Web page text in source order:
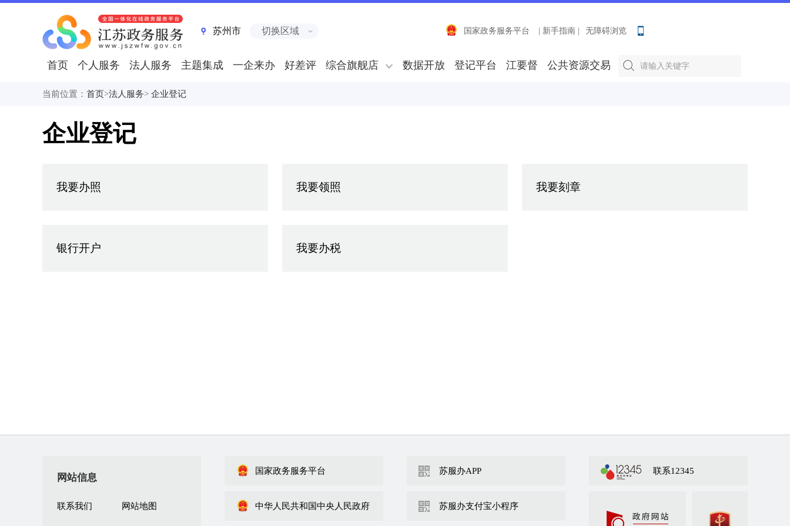
苏州市 切换区域 国家政务服务平台 | 新手指南 | 无障碍浏览
首页 个人服务 法人服务 主题集成 一企来办 好差评 综合旗舰店 数据开放 登记平台 江要督 公共资源交易
当前位置： 首页>法人服务> 企业登记
企业登记
我要办照 我要领照 我要刻章
银行开户 我要办税
网站信息
联系我们 网站地图
国家政务服务平台
中华人民共和国中央人民政府
苏服办APP
苏服办支付宝小程序
联系12345